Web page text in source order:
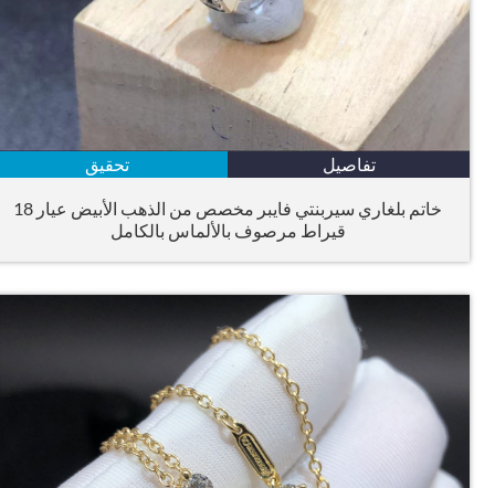
تفاصيل تحقيق
خاتم بلغاري سيربنتي فايبر مخصص من الذهب الأبيض عيار 18
قيراط مرصوف بالألماس بالكامل